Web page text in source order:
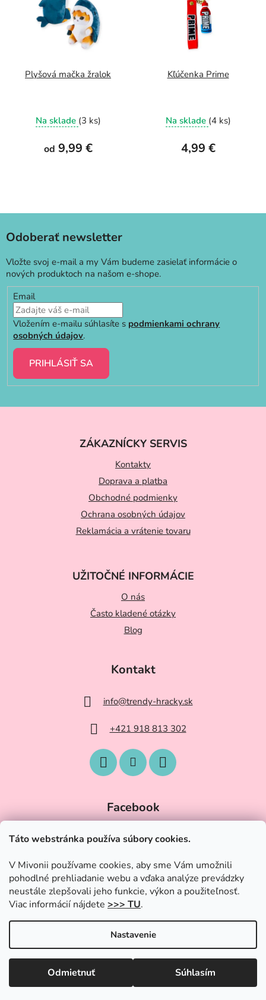
Táto webstránka používa súbory cookies.
V Mivonii používame cookies, aby sme Vám umožnili
pohodlné prehliadanie webu a vďaka analýze prevádzky
neustále zlepšovali jeho funkcie, výkon a použiteľnosť.
Viac informácií nájdete >>> TU.
Nastavenie
Odmietnuť Súhlasím
Plyšová mačka žralok
Na sklade (3 ks)
od 9,99 €
Kľúčenka Prime
Na sklade (4 ks)
4,99 €
Odoberať newsletter
Vložte svoj e-mail a my Vám budeme zasielať informácie o
nových produktoch na našom e-shope.
Email
Vložením e-mailu súhlasíte s podmienkami ochrany
osobných údajov.
PRIHLÁSIŤ SA
ZÁKAZNÍCKY SERVIS
Kontakty
Doprava a platba
Obchodné podmienky
Ochrana osobných údajov
Reklamácia a vrátenie tovaru
UŽITOČNÉ INFORMÁCIE
O nás
Často kladené otázky
Blog
Kontakt
info@trendy-hracky.sk
+421 918 813 302
Facebook
Copyright 2026Trendy-Hracky.sk
. Všetky práva vyhradené.
Upraviť nastavenie cookies